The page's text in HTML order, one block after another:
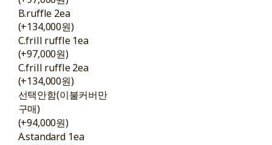
B.ruffle 2ea
(+134,000원)
C.frill ruffle 1ea
(+97,000원)
C.frill ruffle 2ea
(+134,000원)
선택안함(이불커버만
구매)
(+94,000원)
A.standard 1ea